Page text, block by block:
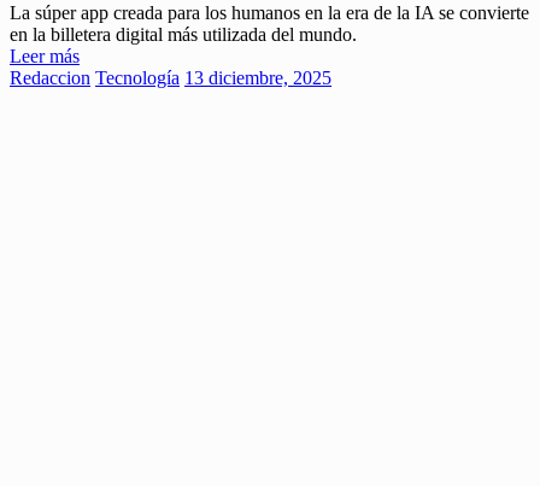
La súper app creada para los humanos en la era de la IA se convierte
en la billetera digital más utilizada del mundo.
Leer más
Redaccion Tecnología 13 diciembre, 2025